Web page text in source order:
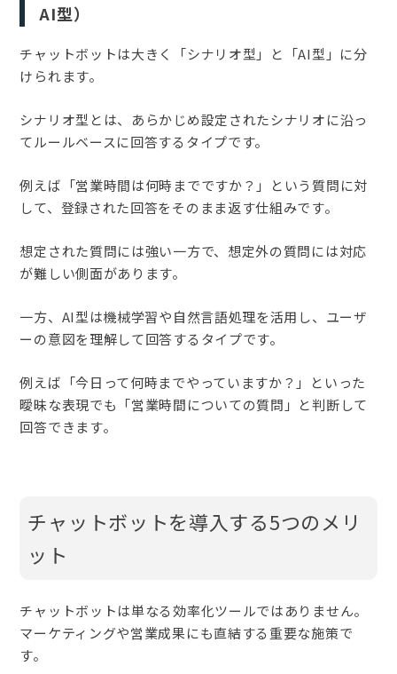
AI型）
チャットボットは大きく「シナリオ型」と「AI型」に分
けられます。
シナリオ型とは、あらかじめ設定されたシナリオに沿っ
てルールベースに回答するタイプです。
例えば「営業時間は何時までですか？」という質問に対
して、登録された回答をそのまま返す仕組みです。
想定された質問には強い一方で、想定外の質問には対応
が難しい側面があります。
一方、AI型は機械学習や自然言語処理を活用し、ユーザ
ーの意図を理解して回答するタイプです。
例えば「今日って何時までやっていますか？」といった
曖昧な表現でも「営業時間についての質問」と判断して
回答できます。
チャットボットを導入する5つのメリ
ット
チャットボットは単なる効率化ツールではありません。
マーケティングや営業成果にも直結する重要な施策で
す。